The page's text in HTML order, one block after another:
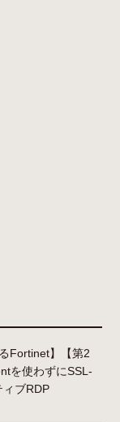
Fortinet】【第2
を使わずにSSL-
ィブRDP